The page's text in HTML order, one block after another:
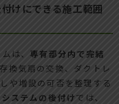
けにできる施工範囲
は、専有部分内で完結
換気扇の交換、ダクトレ
や増設の可否を整理する
ステムの後付けでは、